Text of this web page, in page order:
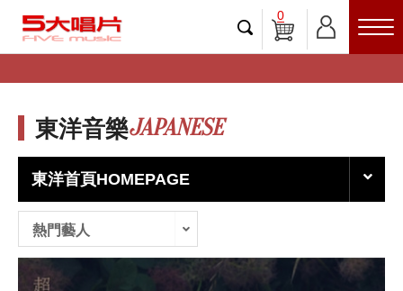
0
東洋音樂JAPANESE
東洋首頁HOMEPAGE
熱門藝人